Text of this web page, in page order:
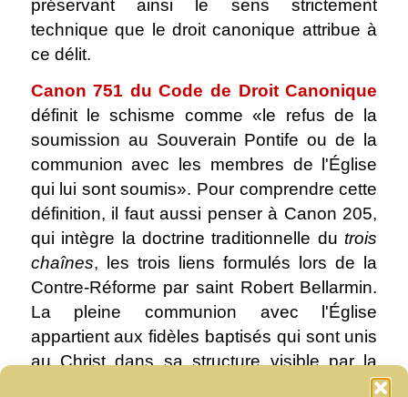
préservant ainsi le sens strictement
technique que le droit canonique attribue à
ce délit.
Canon 751 du Code de Droit Canonique
définit le schisme comme «le refus de la
soumission au Souverain Pontife ou de la
communion avec les membres de l'Église
qui lui sont soumis». Pour comprendre cette
définition, il faut aussi penser à Canon 205,
qui intègre la doctrine traditionnelle dutrois
chaînes, les trois liens formulés lors de la
Contre-Réforme par saint Robert Bellarmin.
La pleine communion avec l'Église
appartient aux fidèles baptisés qui sont unis
au Christ dans sa structure visible par la
),